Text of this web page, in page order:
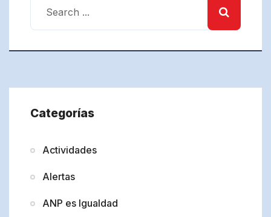
Categorías
Actividades
Alertas
ANP es Igualdad